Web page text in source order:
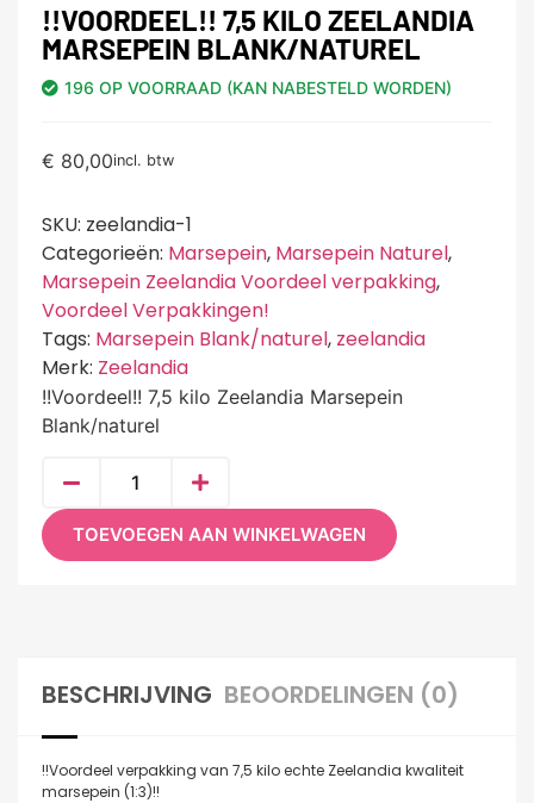
!!VOORDEEL!! 7,5 KILO ZEELANDIA
MARSEPEIN BLANK/NATUREL
196 OP VOORRAAD (KAN NABESTELD WORDEN)
€ 80,00incl. btw
SKU: zeelandia-1
Categorieën: Marsepein, Marsepein Naturel,
Marsepein Zeelandia Voordeel verpakking,
Voordeel Verpakkingen!
Tags: Marsepein Blank/naturel, zeelandia
Merk: Zeelandia
!!Voordeel!! 7,5 kilo Zeelandia Marsepein
Blank/naturel
TOEVOEGEN AAN WINKELWAGEN
BESCHRIJVING BEOORDELINGEN (0)
!!Voordeel verpakking van 7,5 kilo echte Zeelandia kwaliteit
marsepein (1:3)!!